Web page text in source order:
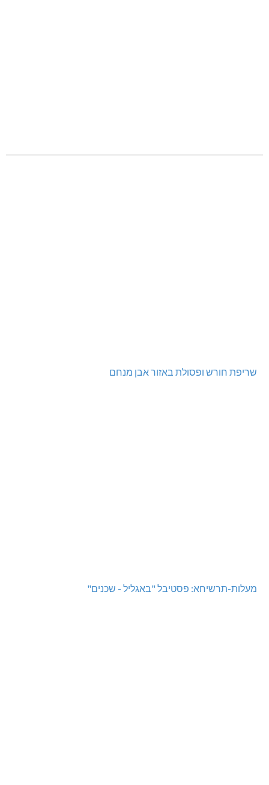
שריפת חורש ופסולת באזור אבן מנחם
מעלות-תרשיחא: פסטיבל "באגליל - שכנים"